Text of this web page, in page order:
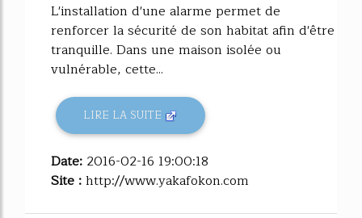
L'installation d'une alarme permet de
renforcer la sécurité de son habitat afin d'être
tranquille. Dans une maison isolée ou
vulnérable, cette...
LIRE LA SUITE
Date: 2016-02-16 19:00:18
Site :http://www.yakafokon.com